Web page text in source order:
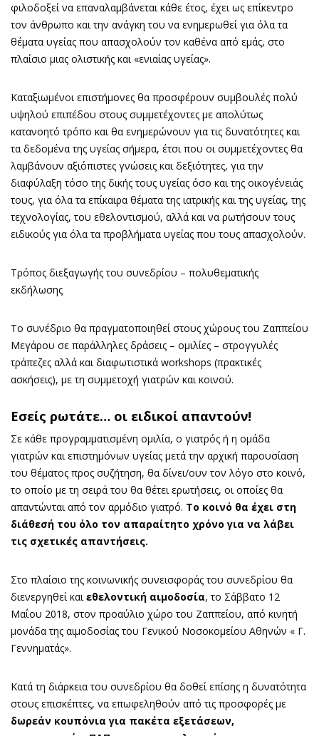
φιλοδοξεί να επαναλαμβάνεται κάθε έτος, έχει ως επίκεντρο
τον άνθρωπο και την ανάγκη του να ενημερωθεί για όλα τα
θέματα υγείας που απασχολούν τον καθένα από εμάς, στο
πλαίσιο μιας ολιστικής και «ενιαίας υγείας».
Καταξιωμένοι επιστήμονες θα προσφέρουν συμβουλές πολύ
υψηλού επιπέδου στους συμμετέχοντες με απολύτως
κατανοητό τρόπο και θα ενημερώνουν για τις δυνατότητες και
τα δεδομένα της υγείας σήμερα, έτσι που οι συμμετέχοντες θα
λαμβάνουν αξιόπιστες γνώσεις και δεξιότητες, για την
διαφύλαξη τόσο της δικής τους υγείας όσο και της οικογένειάς
τους, για όλα τα επίκαιρα θέματα της ιατρικής και της υγείας, της
τεχνολογίας, του εθελοντισμού, αλλά και να ρωτήσουν τους
ειδικούς για όλα τα προβλήματα υγείας που τους απασχολούν.
Τρόπος διεξαγωγής του συνεδρίου – πολυθεματικής
εκδήλωσης
Το συνέδριο θα πραγματοποιηθεί στους χώρους του Ζαππείου
Μεγάρου σε παράλληλες δράσεις – ομιλίες – στρογγυλές
τράπεζες αλλά και διαφωτιστικά workshops (πρακτικές
ασκήσεις), με τη συμμετοχή γιατρών και κοινού.
Εσείς ρωτάτε… οι ειδικοί απαντούν!
Σε κάθε προγραμματισμένη ομιλία, ο γιατρός ή η ομάδα
γιατρών και επιστημόνων υγείας μετά την αρχική παρουσίαση
του θέματος προς συζήτηση, θα δίνει/ουν τον λόγο στο κοινό,
το οποίο με τη σειρά του θα θέτει ερωτήσεις, οι οποίες θα
απαντώνται από τον αρμόδιο γιατρό. Το κοινό θα έχει στη
διάθεσή του όλο τον απαραίτητο χρόνο για να λάβει
τις σχετικές απαντήσεις.
Στο πλαίσιο της κοινωνικής συνεισφοράς του συνεδρίου θα
διενεργηθεί καιεθελοντική αιμοδοσία, το Σάββατο 12
Μαΐου 2018, στον προαύλιο χώρο του Ζαππείου, από κινητή
μονάδα της αιμοδοσίας του Γενικού Νοσοκομείου Αθηνών « Γ.
Γεννηματάς».
Κατά τη διάρκεια του συνεδρίου θα δοθεί επίσης η δυνατότητα
στους επισκέπτες, να επωφεληθούν από τις προσφορές με
δωρεάν κουπόνια για πακέτα εξετάσεων,